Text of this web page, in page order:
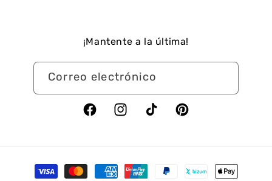
¡Mantente a la última!
Correo electrónico
FacebookInstagramTikTok Pinterest
Formas